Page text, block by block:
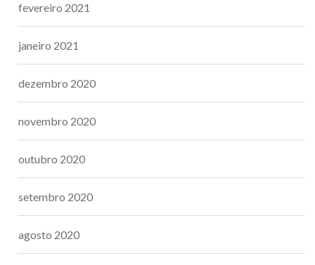
fevereiro 2021
janeiro 2021
dezembro 2020
novembro 2020
outubro 2020
setembro 2020
agosto 2020